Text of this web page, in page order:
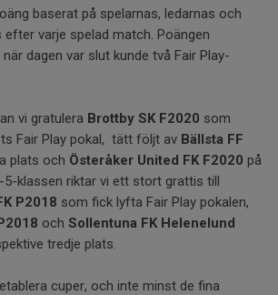
baserat på spelarnas, ledarnas och
varje spelad match. Poängen
dagen var slut kunde två Fair Play-
vi gratulera Brottby SK F2020 som
Fair Play pokal, tätt följt av Bällsta FF
plats och Österåker United FK F2020 på
klassen riktar vi ett stort grattis till
P2018 som fick lyfta Fair Play pokalen,
och Sollentuna FK Helenelund
tredje plats.
cuper, och inte minst de fina